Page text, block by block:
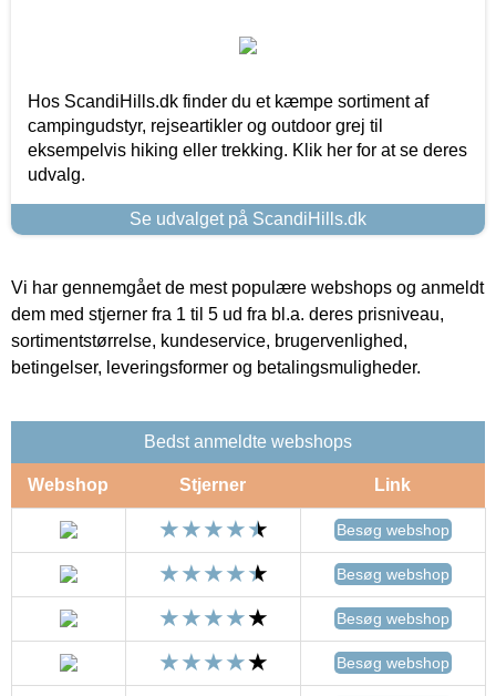
Hos ScandiHills.dk finder du et kæmpe sortiment af
campingudstyr, rejseartikler og outdoor grej til
eksempelvis hiking eller trekking. Klik her for at se deres
udvalg.
Se udvalget på ScandiHills.dk
Vi har gennemgået de mest populære webshops og anmeldt
dem med stjerner fra 1 til 5 ud fra bl.a. deres prisniveau,
sortimentstørrelse, kundeservice, brugervenlighed,
betingelser, leveringsformer og betalingsmuligheder.
Bedst anmeldte webshops
Webshop Stjerner Link
Besøg webshop
Besøg webshop
Besøg webshop
Besøg webshop